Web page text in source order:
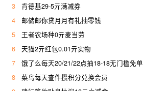
3
肯德基29-5亓满减券
4
邮储邮你贷月月有礼抽零钱
5
王者农场种0亓麦当劳
6
天猫2亓红包0.01亓实物
7
饿了么每天20/21/22点抽18-18无门槛免单
8
菜鸟每天查件攒积分兑换会员